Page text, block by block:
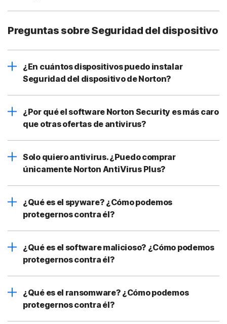
Preguntas sobre Seguridad del dispositivo
¿En cuántos dispositivos puedo instalar
Seguridad del dispositivo de Norton?
¿Por qué el software Norton Security es más caro
que otras ofertas de antivirus?
Solo quiero antivirus. ¿Puedo comprar
únicamente Norton AntiVirus Plus?
¿Qué es el spyware? ¿Cómo podemos
protegernos contra él?
¿Qué es el software malicioso? ¿Cómo podemos
protegernos contra él?
¿Qué es el ransomware? ¿Cómo podemos
protegernos contra él?